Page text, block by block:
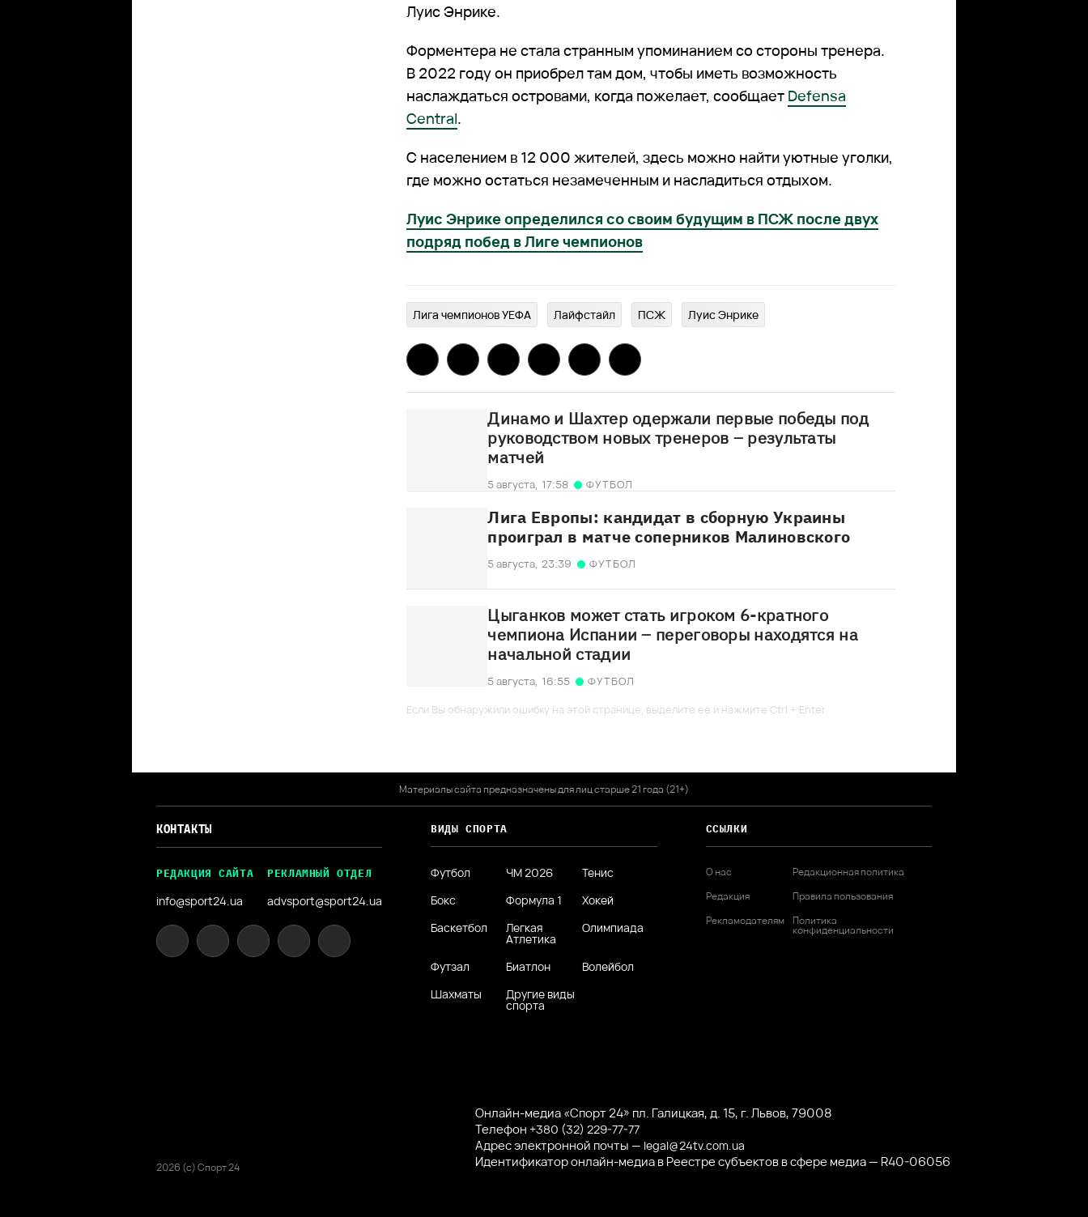
Луис Энрике.
Форментера не стала странным упоминанием со стороны тренера.
В 2022 году он приобрел там дом, чтобы иметь возможность
наслаждаться островами, когда пожелает, сообщает Defensa
Central.
С населением в 12 000 жителей, здесь можно найти уютные уголки,
где можно остаться незамеченным и насладиться отдыхом.
Луис Энрике определился со своим будущим в ПСЖ после двух
подряд побед в Лиге чемпионов
Лига чемпионов УЕФА Лайфстайл ПСЖ Луис Энрике
Динамо и Шахтер одержали первые победы под
руководством новых тренеров – результаты
матчей
5 августа, 17:58 ФУТБОЛ
Лига Европы: кандидат в сборную Украины
проиграл в матче соперников Малиновского
5 августа, 23:39 ФУТБОЛ
Цыганков может стать игроком 6-кратного
чемпиона Испании – переговоры находятся на
начальной стадии
5 августа, 16:55
ФУТБОЛ
Если Вы обнаружили ошибку на этой странице, выделите ее и нажмите Ctrl + Enter
Материалы сайта предназначены для лиц старше 21 года (21+)
КОНТАКТЫ
РЕДАКЦИЯ САЙТА
info@sport24.ua
РЕКЛАМНЫЙ ОТДЕЛ
advsport@sport24.ua
ВИДЫ СПОРТА
Футбол ЧМ 2026
Тенис
Бокс
Формула 1
Хокей
Баскетбол
Легкая
Атлетика
Олимпиада
Футзал Биатлон
Волейбол
Шахматы
Другие виды
спорта
ССЫЛКИ
О нас
Редакция
Рекламодателям
Редакционная политика
Правила пользования
Политика
конфиденциальности
2026 (с) Спорт 24
Онлайн-медиа «Спорт 24» пл. Галицкая, д. 15, г. Львов, 79008
Телефон+380 (32) 229-77-77
Адрес электронной почты — legal@24tv.com.ua
Идентификатор онлайн-медиа в Реестре субъектов в сфере медиа — R40-06056